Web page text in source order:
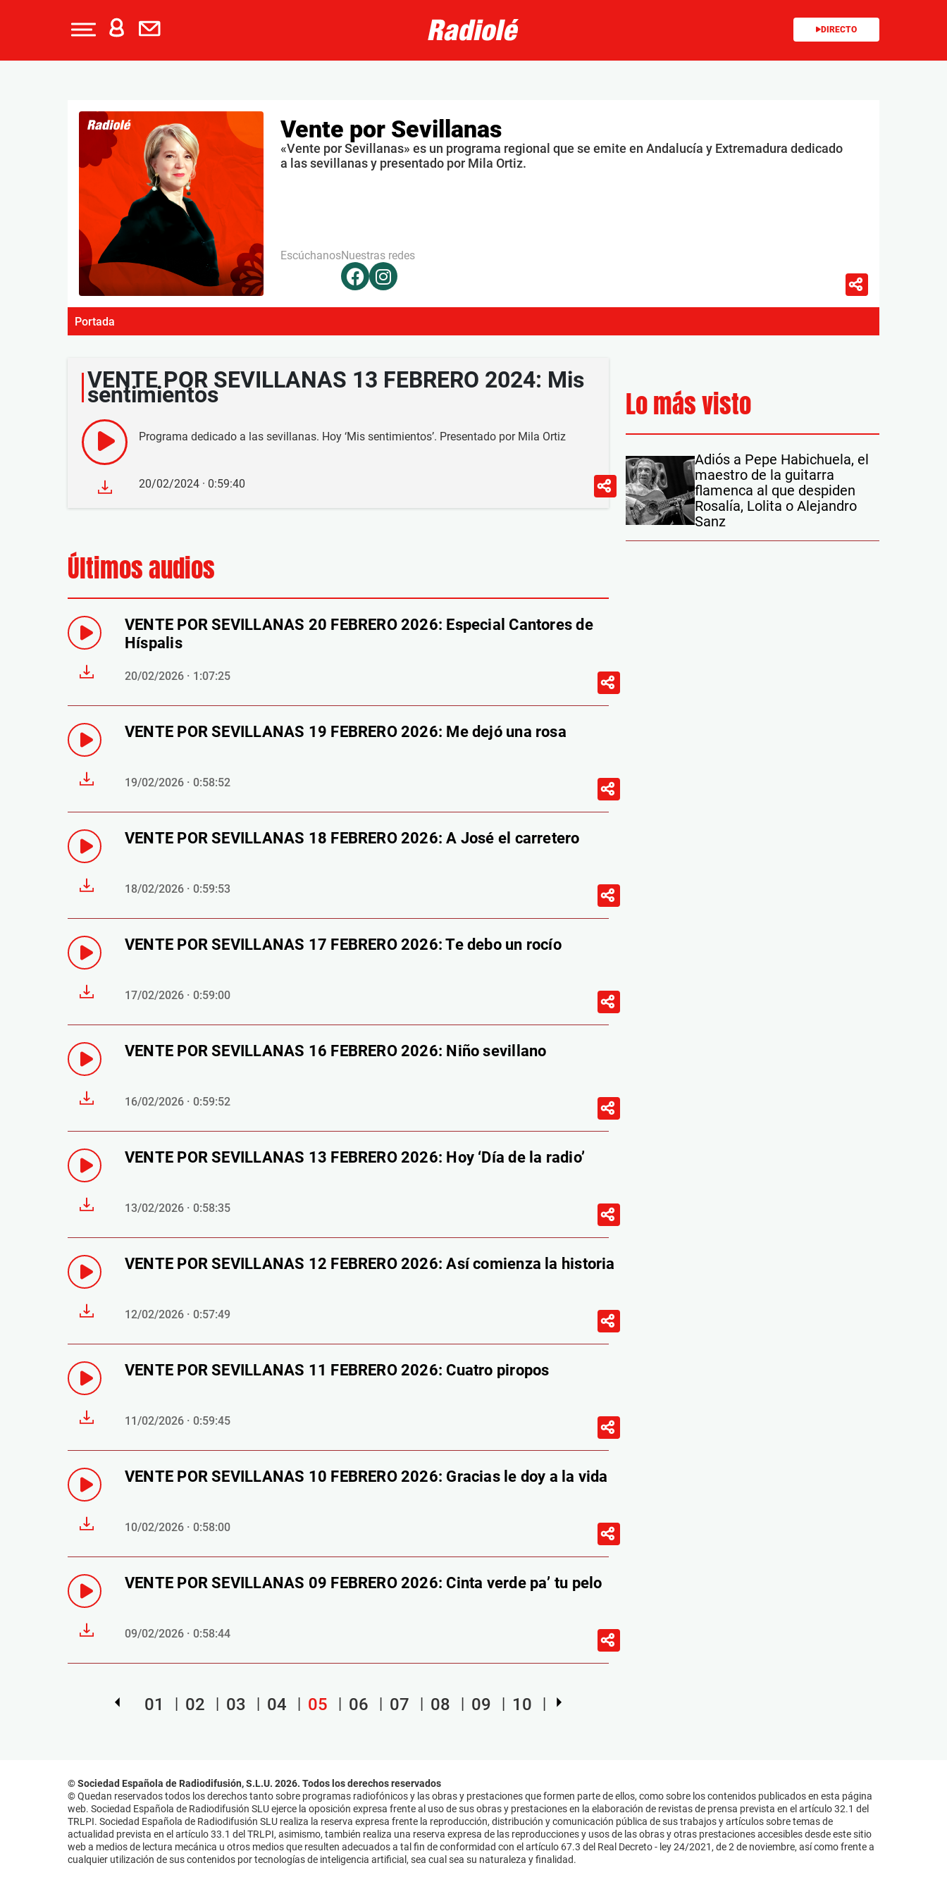
DIRECTO
Vente por Sevillanas
«Vente por Sevillanas» es un programa regional que se emite en Andalucía y Extremadura dedicado
a las sevillanas y presentado por Mila Ortiz.
EscúchanosNuestras redes
Portada
VENTE POR SEVILLANAS 13 FEBRERO 2024: Mis
sentimientos
Programa dedicado a las sevillanas. Hoy ‘Mis sentimientos’. Presentado por Mila Ortiz
20/02/2024 · 0:59:40
Últimos audios
VENTE POR SEVILLANAS 20 FEBRERO 2026: Especial Cantores de
Híspalis
20/02/2026 · 1:07:25
VENTE POR SEVILLANAS 19 FEBRERO 2026: Me dejó una rosa
19/02/2026 · 0:58:52
VENTE POR SEVILLANAS 18 FEBRERO 2026: A José el carretero
18/02/2026 · 0:59:53
VENTE POR SEVILLANAS 17 FEBRERO 2026: Te debo un rocío
17/02/2026 · 0:59:00
VENTE POR SEVILLANAS 16 FEBRERO 2026: Niño sevillano
16/02/2026 · 0:59:52
VENTE POR SEVILLANAS 13 FEBRERO 2026: Hoy ‘Día de la radio’
13/02/2026 · 0:58:35
VENTE POR SEVILLANAS 12 FEBRERO 2026: Así comienza la historia
12/02/2026 · 0:57:49
VENTE POR SEVILLANAS 11 FEBRERO 2026: Cuatro piropos
11/02/2026 · 0:59:45
VENTE POR SEVILLANAS 10 FEBRERO 2026: Gracias le doy a la vida
10/02/2026 · 0:58:00
VENTE POR SEVILLANAS 09 FEBRERO 2026: Cinta verde pa’ tu pelo
09/02/2026 · 0:58:44
01 02 03 04 05 06 07 08 09 10
Lo más visto
Adiós a Pepe Habichuela, el
maestro de la guitarra
flamenca al que despiden
Rosalía, Lolita o Alejandro
Sanz
© Sociedad Española de Radiodifusión, S.L.U. 2026. Todos los derechos reservados
© Quedan reservados todos los derechos tanto sobre programas radiofónicos y las obras y prestaciones que formen parte de ellos, como sobre los contenidos publicados en esta página
web. Sociedad Española de Radiodifusión SLU ejerce la oposición expresa frente al uso de sus obras y prestaciones en la elaboración de revistas de prensa prevista en el artículo 32.1 del
TRLPI. Sociedad Española de Radiodifusión SLU realiza la reserva expresa frente la reproducción, distribución y comunicación pública de sus trabajos y artículos sobre temas de
actualidad prevista en el artículo 33.1 del TRLPI, asimismo, también realiza una reserva expresa de las reproducciones y usos de las obras y otras prestaciones accesibles desde este sitio
web a medios de lectura mecánica u otros medios que resulten adecuados a tal fin de conformidad con el artículo 67.3 del Real Decreto - ley 24/2021, de 2 de noviembre, así como frente a
cualquier utilización de sus contenidos por tecnologías de inteligencia artificial, sea cual sea su naturaleza y finalidad.